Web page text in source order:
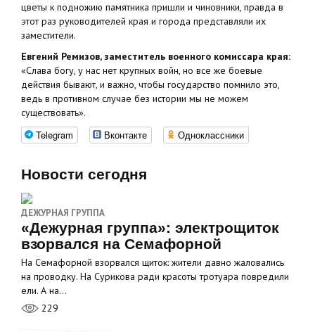
цветы к подножию памятника пришли и чиновники, правда в
этот раз руководителей края и города представляли их
заместители.
Евгений Ремизов, заместитель военного комиссара края:
«Слава богу, у нас нет крупных войн, но все же боевые
действия бывают, и важно, чтобы государство помнило это,
ведь в противном случае без истории мы не можем
существовать».
Telegram Вконтакте Одноклассники
Новости сегодня
ДЕЖУРНАЯ ГРУППА
«Дежурная группа»: электрощиток
взорвался на Семафорной
На Семафорной взорвался щиток: жители давно жаловались
на проводку. На Сурикова ради красоты тротуара повредили
ели. А на…
229